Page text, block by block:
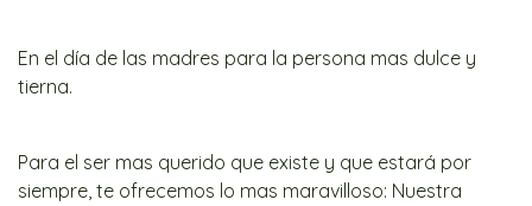
En el día de las madres para la persona mas dulce y
tierna.
Para el ser mas querido que existe y que estará por
siempre, te ofrecemos lo mas maravilloso: Nuestra